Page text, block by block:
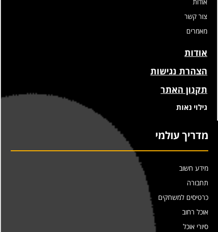
אודות
צור קשר
מאמרים
אודות
הצהרת נגישות
תקנון האתר
גילוי נאות
מדריך עולמי
מידע חשוב
תחבורה
כרטיסים למשחקים
אוכל רחוב
סיורי אוכל